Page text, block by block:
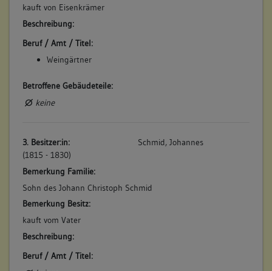
kauft von Eisenkrämer
Beschreibung:
Beruf / Amt / Titel:
Weingärtner
Betroffene Gebäudeteile:
keine
3. Besitzer:in:
(1815 - 1830)
Schmid, Johannes
Bemerkung Familie:
Sohn des Johann Christoph Schmid
Bemerkung Besitz:
kauft vom Vater
Beschreibung:
Beruf / Amt / Titel: